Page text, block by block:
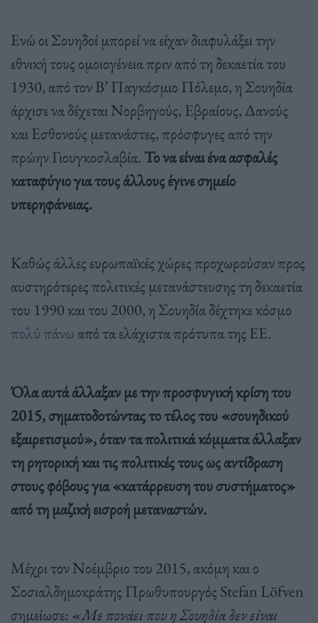
Ενώ οι Σουηδοί μπορεί να είχαν διαφυλάξει την
εθνική τους ομοιογένεια πριν από τη δεκαετία του
1930, από τον Β’ Παγκόσμιο Πόλεμο, η Σουηδία
άρχισε να δέχεται Νορβηγούς, Εβραίους, Δανούς
και Εσθονούς μετανάστες, πρόσφυγες από την
πρώην Γιουγκοσλαβία. Το να είναι ένα ασφαλές
καταφύγιο για τους άλλους έγινε σημείο
υπερηφάνειας.
Καθώς άλλες ευρωπαϊκές χώρες προχωρούσαν προς
αυστηρότερες πολιτικές μετανάστευσης τη δεκαετία
του 1990 και του 2000, η Σουηδία δέχτηκε κόσμο
πολύ πάνω από τα ελάχιστα πρότυπα της ΕΕ.
Όλα αυτά άλλαξαν με την προσφυγική κρίση του
2015, σηματοδοτώντας το τέλος του «σουηδικού
εξαιρετισμού», όταν τα πολιτικά κόμματα άλλαξαν
τη ρητορική και τις πολιτικές τους ως αντίδραση
στους φόβους για «κατάρρευση του συστήματος»
από τη μαζική εισροή μεταναστών.
Μέχρι τον Νοέμβριο του 2015, ακόμη και ο
Σοσιαλδημοκράτης Πρωθυπουργός Stefan Löfven
σημείωσε: «Με πονάει που η Σουηδία δεν είναι